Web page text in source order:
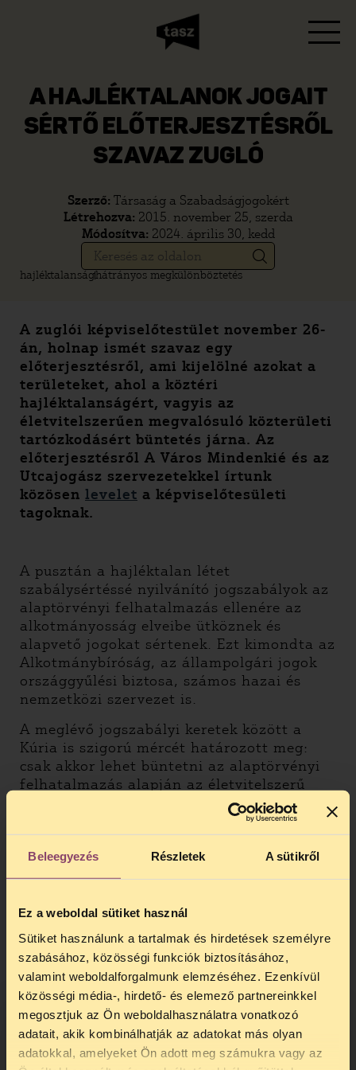
Beleegyezés Részletek A sütikről
Ez a weboldal sütiket használ
Sütiket használunk a tartalmak és hirdetések személyre
szabásához, közösségi funkciók biztosításához,
valamint weboldalforgalmunk elemzéséhez. Ezenkívül
közösségi média-, hirdető- és elemező partnereinkkel
megosztjuk az Ön weboldalhasználatra vonatkozó
adatait, akik kombinálhatják az adatokat más olyan
adatokkal, amelyeket Ön adott meg számukra vagy az
A HAJLÉKTALANOK JOGAIT
SÉRTŐ ELŐTERJESZTÉSRŐL
SZAVAZ ZUGLÓ
Szerző: Társaság a Szabadságjogokért
Létrehozva: 2015. november 25, szerda
Módosítva: 2024. április 30, kedd
hajléktalansághátrányos megkülönböztetés
A zuglói képviselőtestület november 26-
án, holnap ismét szavaz egy
előterjesztésről, ami kijelölné azokat a
területeket, ahol a köztéri
hajléktalanságért, vagyis az
életvitelszerűen megvalósuló közterületi
tartózkodásért büntetés járna. Az
előterjesztésről A Város Mindenkié és az
Utcajogász szervezetekkel írtunk
közösen levelet a képviselőtesületi
tagoknak.
A pusztán a hajléktalan létet
szabálysértéssé nyilvánító jogszabályok az
alaptörvényi felhatalmazás ellenére az
alkotmányosság elveibe ütköznek és
alapvető jogokat sértenek. Ezt kimondta az
Alkotmánybíróság, az állampolgári jogok
országgyűlési biztosa, számos hazai és
nemzetközi szervezet is.
A meglévő jogszabályi keretek között a
Kúria is szigorú mércét határozott meg:
csak akkor lehet büntetni az alaptörvényi
felhatalmazás alapján az életvitelszerű
közterületen tartózkodást, ha „a védendő
értékek [a közrend, a közbiztonság a
közegészség és a kulturális értékek]
kifejezetten, tényszerűen igazolhatóan
érvényesülést kívánnak.” Az előterjesztés
megállapítja, hogy nőtt a közterületen
tartózkodó hajléktalan emberek száma. Az
előterjesztésről írott közös levél arra is
felhívja a figyelmet, hogy a köztéri
hajléktalanságnak tulajdonított
problémák, a szemetelés és az utcai vizelés
szankcionálására meg vannak az
önkormányzat eszközei.
TELEFONOS JOGSEGÉLY